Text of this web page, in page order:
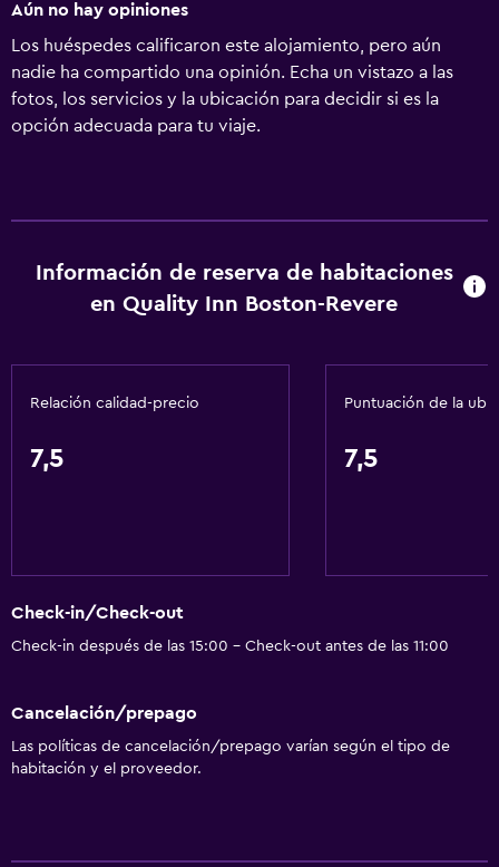
Aún no hay opiniones
Los huéspedes calificaron este alojamiento, pero aún
nadie ha compartido una opinión. Echa un vistazo a las
fotos, los servicios y la ubicación para decidir si es la
opción adecuada para tu viaje.
Información de reserva de habitaciones
en Quality Inn Boston-Revere
Relación calidad-precio
7,5
Puntuación de la
7,5
Check-in/Check-out
Check-in después de las 15:00 - Check-out antes de las 11:00
Cancelación/prepago
Las políticas de cancelación/prepago varían según el tipo de
habitación y el proveedor.